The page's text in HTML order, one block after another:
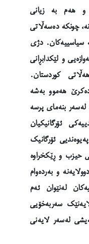
و هەم بە زیانی
چونکە دەسەڵاتی
سیاسییەکان. دژی
و لێکدابڕانی
کوردستان.
دەکرێ هەموو بەشە
لەسەر بنەمای پرسە
ئۆرگانیکیان
ئۆرگانیک
حیزب و ڕێکخراوە
و بەردەوام
لەنێوان ئەم
سەربەخۆیی
لەسەر لایەنی